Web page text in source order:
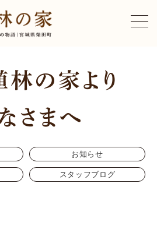
お知らせ
スタッフブログ